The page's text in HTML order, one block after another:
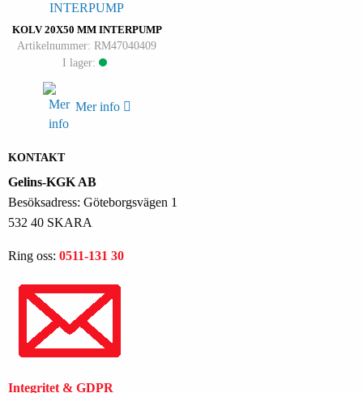
KOLV 20X50 MM INTERPUMP
Artikelnummer: RM47040409
I lager:
Mer info
KONTAKT
Gelins-KGK AB
Besöksadress: Göteborgsvägen 1
532 40 SKARA
Ring oss: 0511-131 30
Integritet & GDPR